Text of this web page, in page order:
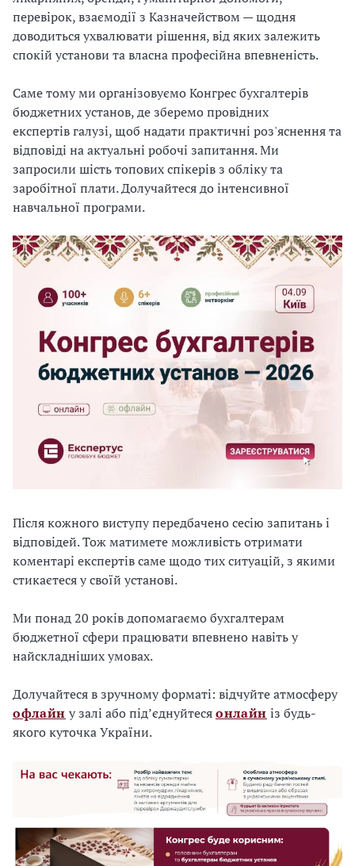
перевірок, взаємодії з Казначейством — щодня
доводиться ухвалювати рішення, від яких залежить
спокій установи та власна професійна впевненість.
Саме тому ми організовуємо Конгрес бухгалтерів
бюджетних установ, де зберемо провідних
експертів галузі, щоб надати практичні роз'яснення та
відповіді на актуальні робочі запитання. Ми
запросили шість топових спікерів з обліку та
заробітної плати. Долучайтеся до інтенсивної
навчальної програми.
Після кожного виступу передбачено сесію запитань і
відповідей. Тож матимете можливість отримати
коментарі експертів саме щодо тих ситуацій, з якими
стикаєтеся у своїй установі.
Ми понад 20 років допомагаємо бухгалтерам
бюджетної сфери працювати впевнено навіть у
найскладніших умовах.
Долучайтеся в зручному форматі: відчуйте атмосферу
офлайн у залі або підʼєднуйтесяонлайн із будь-
якого куточка України.